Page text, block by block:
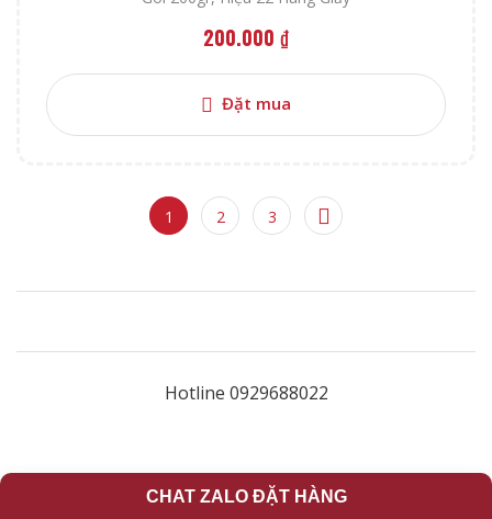
200.000 ₫
Đặt mua
1 2 3
Hotline 0929688022
CHAT ZALO ĐẶT HÀNG